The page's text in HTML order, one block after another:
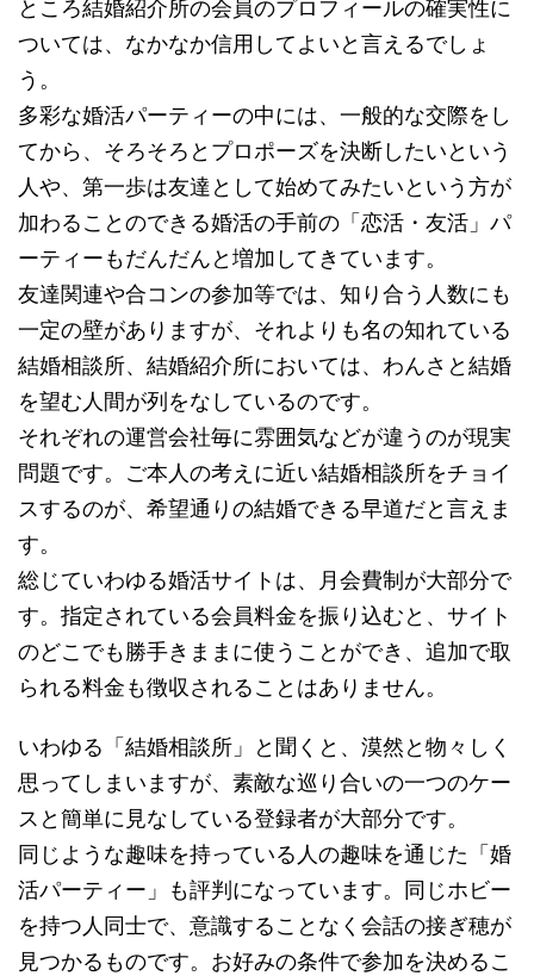
ところ結婚紹介所の会員のプロフィールの確実性に
ついては、なかなか信用してよいと言えるでしょ
う。
多彩な婚活パーティーの中には、一般的な交際をし
てから、そろそろとプロポーズを決断したいという
人や、第一歩は友達として始めてみたいという方が
加わることのできる婚活の手前の「恋活・友活」パ
ーティーもだんだんと増加してきています。
友達関連や合コンの参加等では、知り合う人数にも
一定の壁がありますが、それよりも名の知れている
結婚相談所、結婚紹介所においては、わんさと結婚
を望む人間が列をなしているのです。
それぞれの運営会社毎に雰囲気などが違うのが現実
問題です。ご本人の考えに近い結婚相談所をチョイ
スするのが、希望通りの結婚できる早道だと言えま
す。
総じていわゆる婚活サイトは、月会費制が大部分で
す。指定されている会員料金を振り込むと、サイト
のどこでも勝手きままに使うことができ、追加で取
られる料金も徴収されることはありません。
いわゆる「結婚相談所」と聞くと、漠然と物々しく
思ってしまいますが、素敵な巡り合いの一つのケー
スと簡単に見なしている登録者が大部分です。
同じような趣味を持っている人の趣味を通じた「婚
活パーティー」も評判になっています。同じホビー
を持つ人同士で、意識することなく会話の接ぎ穂が
見つかるものです。お好みの条件で参加を決めるこ